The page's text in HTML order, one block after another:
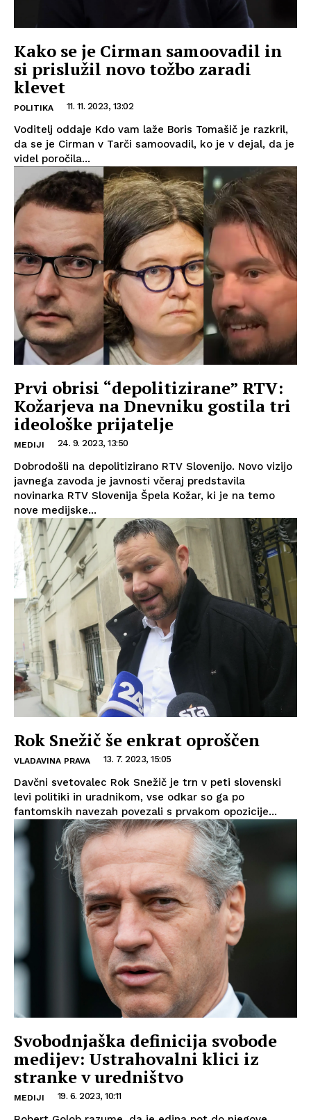
Kako se je Cirman samoovadil in
si prislužil novo tožbo zaradi
klevet
POLITIKA 11. 11. 2023, 13:02
Voditelj oddaje Kdo vam laže Boris Tomašič je razkril,
da se je Cirman v Tarči samoovadil, ko je v dejal, da je
videl poročila...
Prvi obrisi “depolitizirane” RTV:
Kožarjeva na Dnevniku gostila tri
ideološke prijatelje
MEDIJI 24. 9. 2023, 13:50
Dobrodošli na depolitizirano RTV Slovenijo. Novo vizijo
javnega zavoda je javnosti včeraj predstavila
novinarka RTV Slovenija Špela Kožar, ki je na temo
nove medijske...
Rok Snežič še enkrat oproščen
VLADAVINA PRAVA 13. 7. 2023, 15:05
Davčni svetovalec Rok Snežič je trn v peti slovenski
levi politiki in uradnikom, vse odkar so ga po
fantomskih navezah povezali s prvakom opozicije...
Svobodnjaška definicija svobode
medijev: Ustrahovalni klici iz
stranke v uredništvo
MEDIJI 19. 6. 2023, 10:11